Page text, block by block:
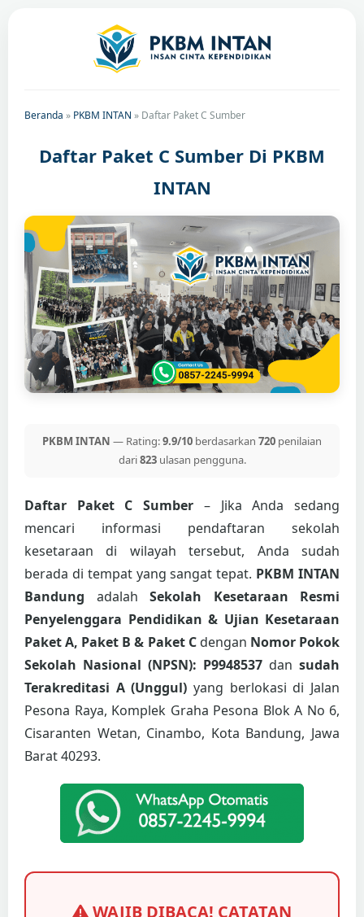
Beranda » PKBM INTAN » Daftar Paket C Sumber
Daftar Paket C Sumber Di PKBM
INTAN
PKBM INTAN — Rating:9.9/10 berdasarkan 720 penilaian
dari823ulasan pengguna.
Daftar Paket C Sumber – Jika Anda sedang
mencari informasi pendaftaran sekolah
kesetaraan di wilayah tersebut, Anda sudah
berada di tempat yang sangat tepat. PKBM INTAN
Bandung adalah Sekolah Kesetaraan Resmi
Penyelenggara Pendidikan & Ujian Kesetaraan
Paket A, Paket B & Paket Cdengan Nomor Pokok
Sekolah Nasional (NPSN): P9948537 dan sudah
Terakreditasi A (Unggul) yang berlokasi di Jalan
Pesona Raya, Komplek Graha Pesona Blok A No 6,
Cisaranten Wetan, Cinambo, Kota Bandung, Jawa
Barat 40293.
WAJIB DIBACA! CATATAN